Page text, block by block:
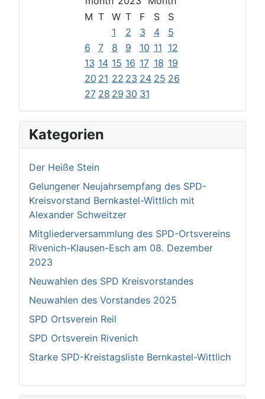
M T W T F S
S
1
2 3 4
5
6
7 8 9 10 11 12
13 14 15 16 17 18 19
20 21 22 23 24 25 26
27 28 29 30 31
Kategorien
Der Heiße Stein
Gelungener Neujahrsempfang des SPD-
Kreisvorstand Bernkastel-Wittlich mit
Alexander Schweitzer
Mitgliederversammlung des SPD-Ortsvereins
Rivenich-Klausen-Esch am 08. Dezember
2023
Neuwahlen des SPD Kreisvorstandes
Neuwahlen des Vorstandes 2025
SPD Ortsverein Reil
SPD Ortsverein Rivenich
Starke SPD-Kreistagsliste Bernkastel-Wittlich